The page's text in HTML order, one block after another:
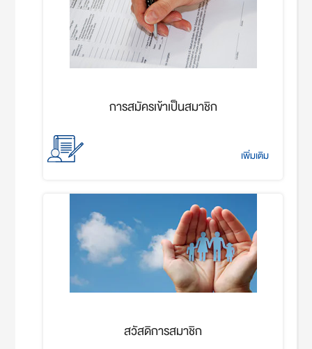
การสมัครเข้าเป็นสมาชิก
เพิ่มเติม
สวัสดิการสมาชิก